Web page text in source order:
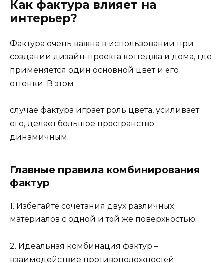
Как фактура влияет на
интерьер?
Фактура очень важна в использовании при
создании дизайн-проекта коттеджа и дома, где
применяется один основной цвет и его
оттенки. В этом
случае фактура играет роль цвета, усиливает
его, делает большое пространство
динамичным.
Главные правила комбинирования
фактур
1. Избегайте сочетания двух различных
материалов с одной и той же поверхностью.
2. Идеальная комбинация фактур –
взаимодействие противоположностей: